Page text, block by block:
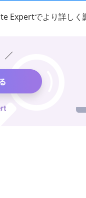
Expertでより詳しく